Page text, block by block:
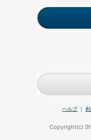
ヘルプ｜
Copyright(c)